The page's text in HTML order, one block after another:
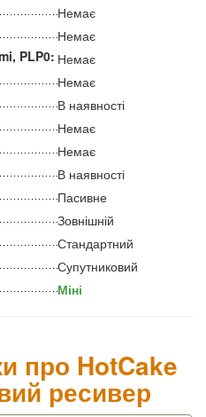
Немає
Немає
PLP0: Немає
Немає
В наявності
Немає
Немає
В наявності
Пасивне
Зовнішній
Стандартний
Супутниковий
Міні
про HotCake
ресивер